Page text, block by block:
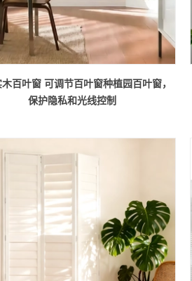
百叶窗 可调节百叶窗种植园百叶窗，
保护隐私和光线控制